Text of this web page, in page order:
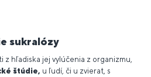
sukralózy
hľadiska jej vylúčenia z organizmu,
štúdie, u ľudí, či u zvierat, s